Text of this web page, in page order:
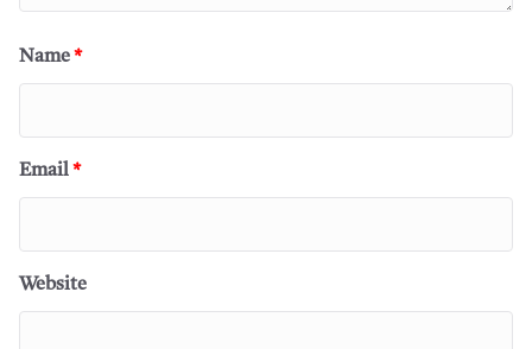
Name*
Email*
Website